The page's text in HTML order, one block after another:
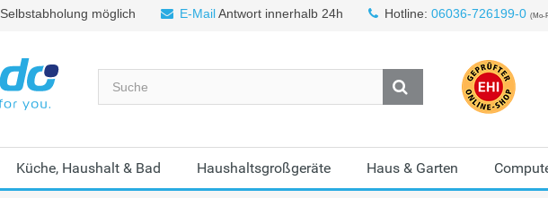
Selbstabholung möglich E-MailAntwort innerhalb 24h Hotline: 06036-726199-0 (Mo-
Küche, Haushalt & Bad Haushaltsgroßgeräte Haus & Garten